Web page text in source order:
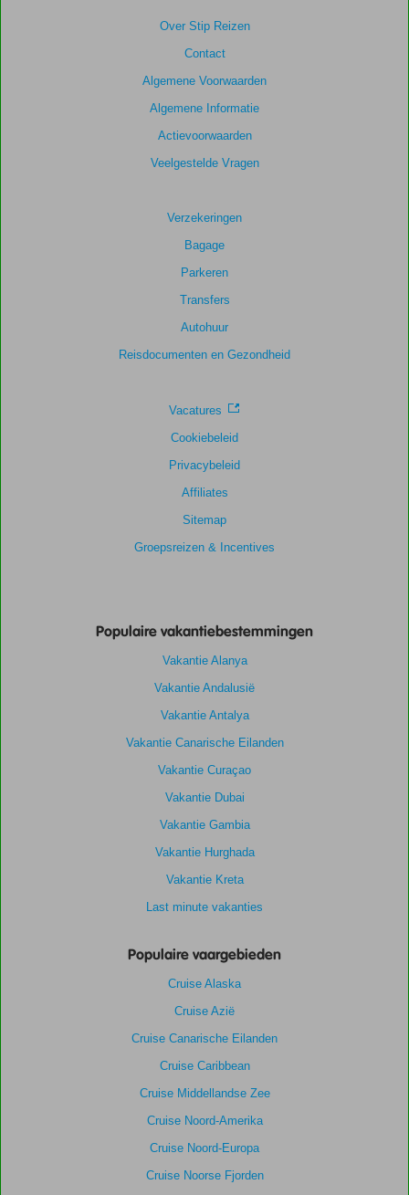
Over Stip Reizen
Contact
Algemene Voorwaarden
Algemene Informatie
Actievoorwaarden
Veelgestelde Vragen
Verzekeringen
Bagage
Parkeren
Transfers
Autohuur
Reisdocumenten en Gezondheid
Vacatures
Cookiebeleid
Privacybeleid
Affiliates
Sitemap
Groepsreizen & Incentives
Populaire vakantiebestemmingen
Vakantie Alanya
Vakantie Andalusië
Vakantie Antalya
Vakantie Canarische Eilanden
Vakantie Curaçao
Vakantie Dubai
Vakantie Gambia
Vakantie Hurghada
Vakantie Kreta
Last minute vakanties
Populaire vaargebieden
Cruise Alaska
Cruise Azië
Cruise Canarische Eilanden
Cruise Caribbean
Cruise Middellandse Zee
Cruise Noord-Amerika
Cruise Noord-Europa
Cruise Noorse Fjorden